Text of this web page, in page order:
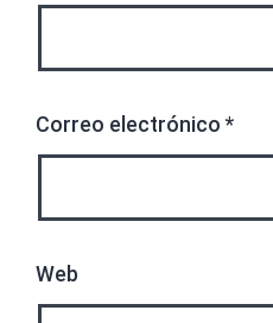
Correo electrónico *
Web